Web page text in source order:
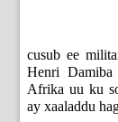
cusub ee
Henri
Afrika uu ku
ay xaaladdu